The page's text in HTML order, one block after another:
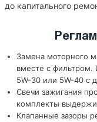
до капитального
Замена моторного
вместе с фильтром.
5W-30 или 5W-40 с
Свечи зажигания
комплекты
Клапанные зазоры